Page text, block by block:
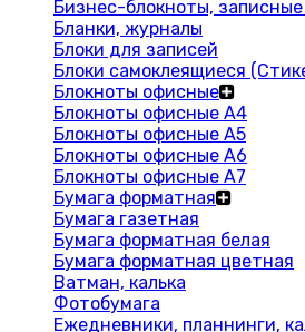
Бизнес-блокноты,
Бланки, журналы
Блоки для записей
Блоки самоклеящиеся
Блокноты офисные
Блокноты офисные A4
Блокноты офисные A5
Блокноты офисные A6
Блокноты офисные A7
Бумага форматная
Бумага газетная
Бумага форматная белая
Бумага форматная цветная
Ватман, калька
Фотобумага
Ежедневники, планнинги,